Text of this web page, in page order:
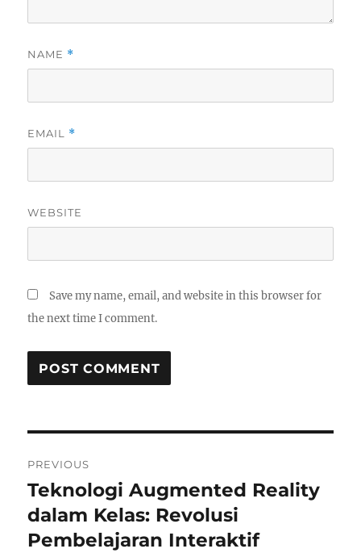
NAME *
EMAIL *
WEBSITE
Save my name, email, and website in this browser for
the next time I comment.
navigation
PREVIOUS
Previous
post:
Teknologi Augmented Reality
dalam Kelas: Revolusi
Pembelajaran Interaktif